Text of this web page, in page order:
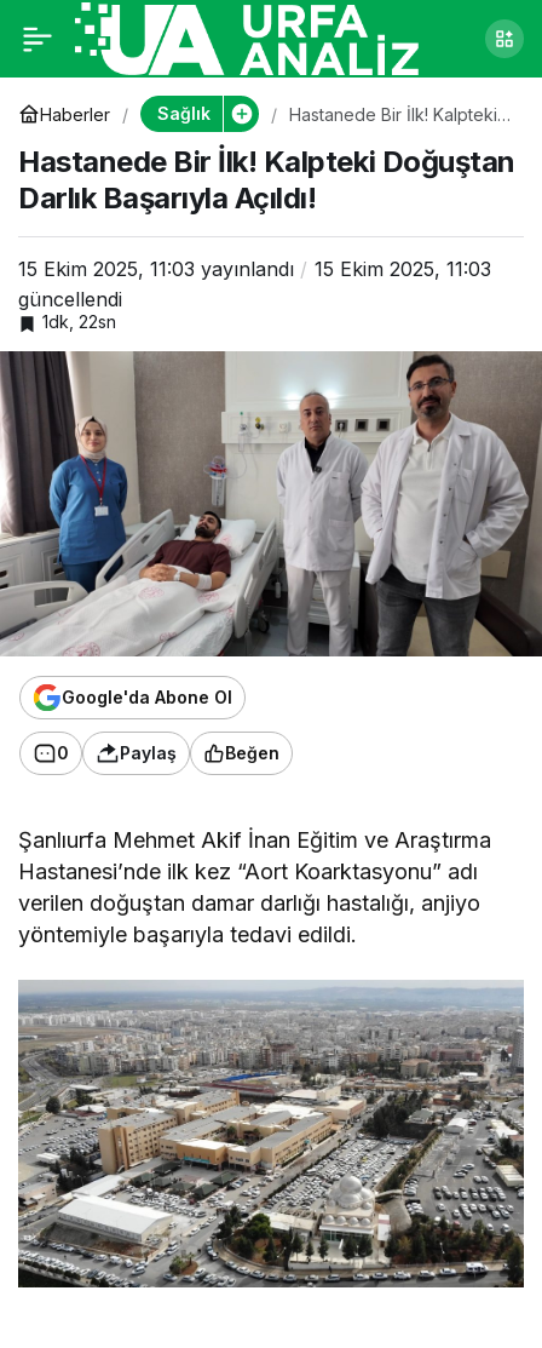
Haberler Sağlık
Hastanede Bir İlk! Kalpteki
Açıldı!
Hastanede Bir İlk! Kalpteki Doğuştan
Darlık Başarıyla Açıldı!
15 Ekim 2025, 11:03 yayınlandı
15 Ekim 2025, 11:03
güncellendi
1dk, 22sn
Google'da Abone Ol
0 Paylaş Beğen
Şanlıurfa Mehmet Akif İnan Eğitim ve Araştırma
Hastanesi’nde ilk kez “Aort Koarktasyonu” adı
verilen doğuştan damar darlığı hastalığı, anjiyo
yöntemiyle başarıyla tedavi edildi.
Hastanede Bir İlk!
Kalpteki Doğuştan
Darlık Başarıyla
Açıldı!
0